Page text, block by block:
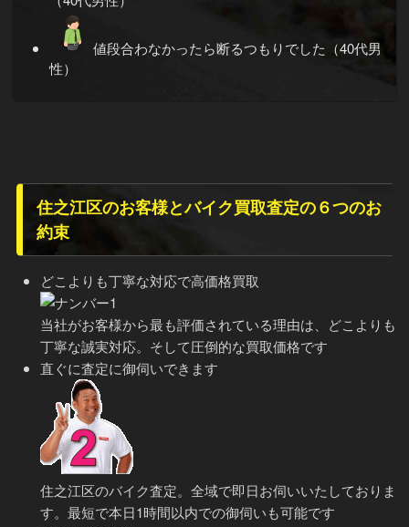
値段合わなかったら断るつもりでした（40代男
性）
住之江区のお客様とバイク買取査定の６つのお
約束
どこよりも丁寧な対応で高価格買取
当社がお客様から最も評価されている理由は、どこよりも
丁寧な誠実対応。そして圧倒的な買取価格です
直ぐに査定に御伺いできます
住之江区のバイク査定。全域で即日お伺いいたしておりま
す。最短で本日1時間以内での御伺いも可能です